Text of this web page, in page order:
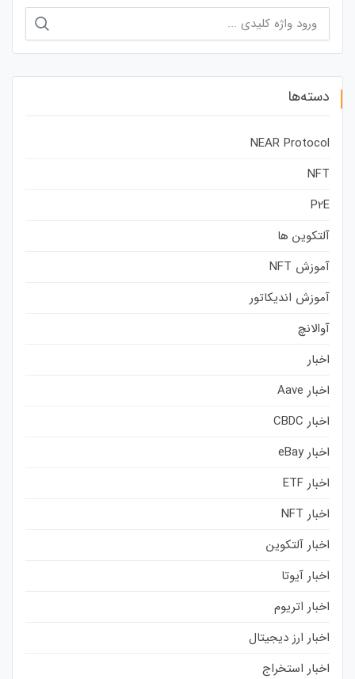
برای:
دسته‌ها
NEAR Protocol
NFT
P2E
آلتکوین ها
آموزش NFT
آموزش اندیکاتور
آوالانچ
اخبار
اخبار Aave
اخبار CBDC
اخبار eBay
اخبار ETF
اخبار NFT
اخبار آلتکوین
اخبار آیوتا
اخبار اتریوم
اخبار ارز دیجیتال
اخبار استخراج